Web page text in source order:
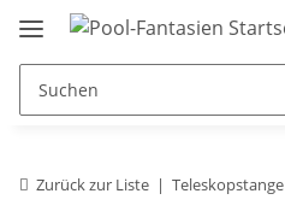
Zurück zur Liste Teleskopstange